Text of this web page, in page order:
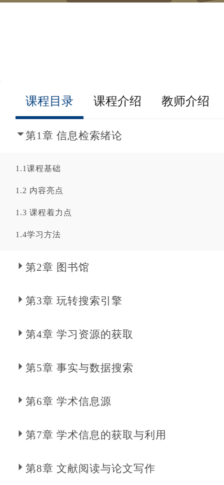
课程目录 课程介绍 教师介绍
第1章 信息检索绪论
1.1课程基础
1.2 内容亮点
1.3 课程着力点
1.4学习方法
第2章 图书馆
第3章 玩转搜索引擎
第4章 学习资源的获取
第5章 事实与数据搜索
第6章 学术信息源
第7章 学术信息的获取与利用
第8章 文献阅读与论文写作